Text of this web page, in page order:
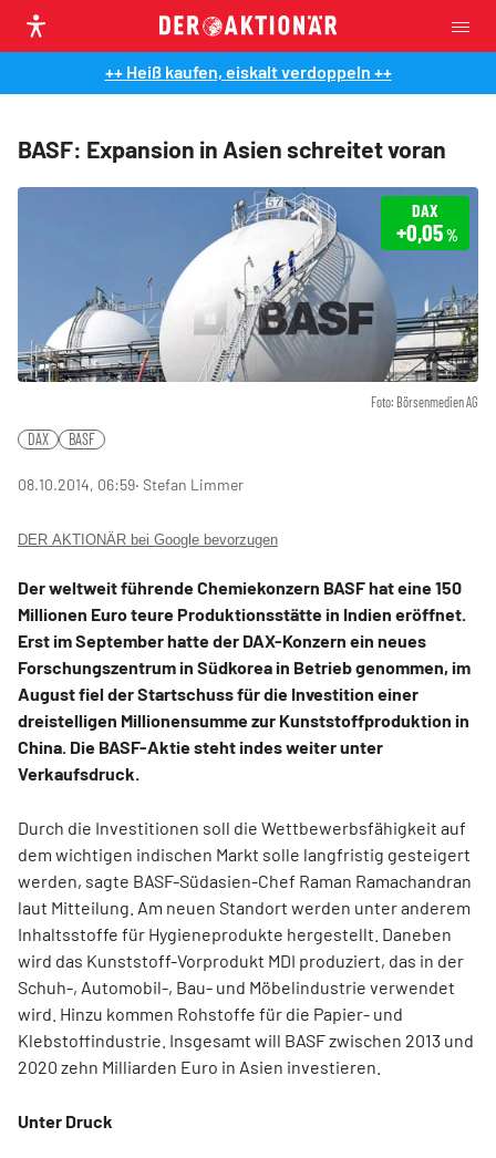
++ Heiß kaufen, eiskalt verdoppeln ++
BASF: Expansion in Asien schreitet voran
Foto: Börsenmedien AG
DAX
+0,05%
DAX BASF
08.10.2014, 06:59‧ Stefan Limmer
DER AKTIONÄR bei Google bevorzugen
Der weltweit führende Chemiekonzern BASF hat eine 150
Millionen Euro teure Produktionsstätte in Indien eröffnet.
Erst im September hatte der DAX-Konzern ein neues
Forschungszentrum in Südkorea in Betrieb genommen, im
August fiel der Startschuss für die Investition einer
dreistelligen Millionensumme zur Kunststoffproduktion in
China. Die BASF-Aktie steht indes weiter unter
Verkaufsdruck.
Durch die Investitionen soll die Wettbewerbsfähigkeit auf
dem wichtigen indischen Markt solle langfristig gesteigert
werden, sagte BASF-Südasien-Chef Raman Ramachandran
laut Mitteilung. Am neuen Standort werden unter anderem
Inhaltsstoffe für Hygieneprodukte hergestellt. Daneben
wird das Kunststoff-Vorprodukt MDI produziert, das in der
Schuh-, Automobil-, Bau- und Möbelindustrie verwendet
wird. Hinzu kommen Rohstoffe für die Papier- und
Klebstoffindustrie. Insgesamt will BASF zwischen 2013 und
2020 zehn Milliarden Euro in Asien investieren.
Unter Druck